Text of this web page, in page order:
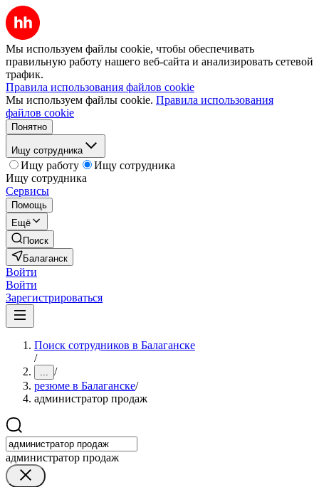
Мы используем файлы cookie, чтобы обеспечивать
правильную работу нашего веб-сайта и анализировать сетевой
трафик.
Правила использования файлов cookie
Мы используем файлы cookie. Правила использования
файлов cookie
Понятно
Ищу сотрудника
Ищу работу
Ищу сотрудника
Ищу сотрудника
Сервисы
Помощь
Ещё
Поиск
Балаганск
Войти
Войти
Зарегистрироваться
Поиск сотрудников в Балаганске
/
... /
резюме в Балаганске/
администратор продаж
администратор продаж